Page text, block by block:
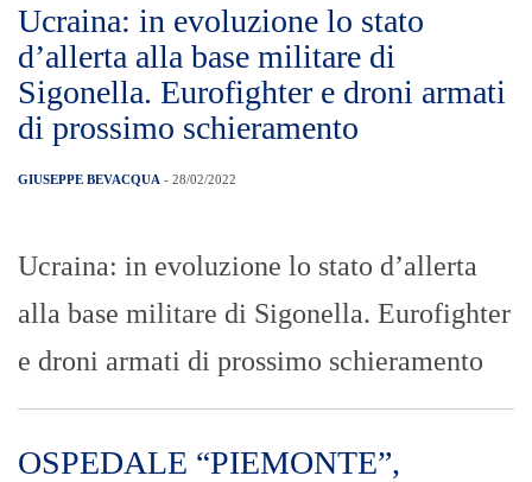
Ucraina: in evoluzione lo stato
d’allerta alla base militare di
Sigonella. Eurofighter e droni armati
di prossimo schieramento
GIUSEPPE BEVACQUA - 28/02/2022
Ucraina: in evoluzione lo stato d’allerta
alla base militare di Sigonella. Eurofighter
e droni armati di prossimo schieramento
OSPEDALE “PIEMONTE”,